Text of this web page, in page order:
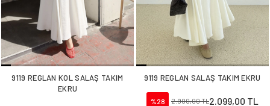
9119 REGLAN KOL SALAŞ TAKIM
EKRU
9119 REGLAN SALAŞ TAKIM EKRU
%28 2.900,00 TL2.099,00 TL